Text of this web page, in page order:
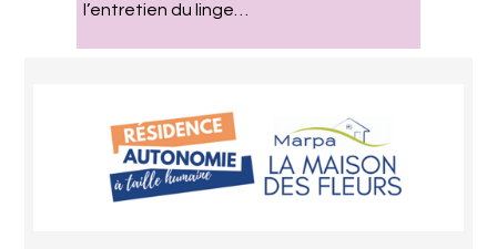
l’entretien du linge…